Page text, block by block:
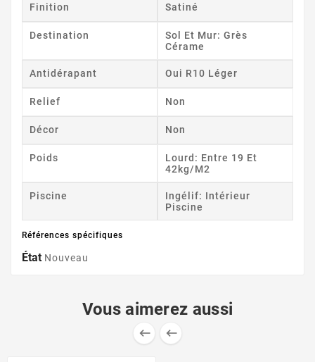
Finition Satiné
Destination
Sol Et Mur: Grès
Cérame
Antidérapant Oui R10 Léger
Relief Non
Décor Non
Poids
Lourd: Entre 19 Et
42kg/m2
Piscine
Ingélif: Intérieur
Piscine
Références spécifiques
État Nouveau
Vous aimerez aussi
 